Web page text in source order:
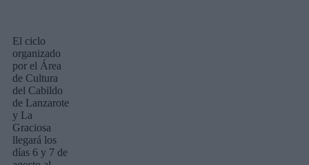
El ciclo
organizado
por el Área
de Cultura
del Cabildo
de Lanzarote
y La
Graciosa
llegará los
días 6 y 7 de